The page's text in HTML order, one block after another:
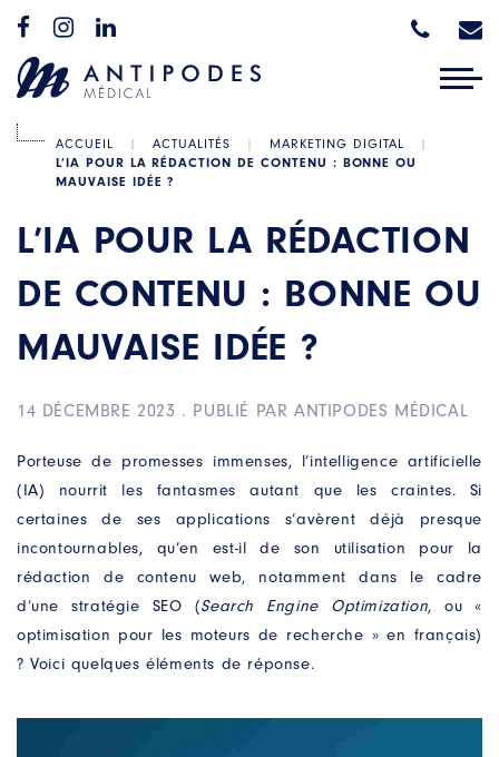
ACCUEIL | ACTUALITÉS | MARKETING DIGITAL
|
L’IA POUR LA RÉDACTION DE CONTENU : BONNE OU
MAUVAISE IDÉE ?
L’IA POUR LA RÉDACTION
DE CONTENU : BONNE OU
MAUVAISE IDÉE ?
14 DÉCEMBRE 2023 . PUBLIÉ PAR ANTIPODES MÉDICAL
Porteuse de promesses immenses, l’intelligence artificielle
(IA) nourrit les fantasmes autant que les craintes. Si
certaines de ses applications s’avèrent déjà presque
incontournables, qu’en est-il de son utilisation pour la
rédaction de contenu web, notamment dans le cadre
d’une stratégie SEO (Search Engine Optimization, ou «
optimisation pour les moteurs de recherche » en français)
? Voici quelques éléments de réponse.